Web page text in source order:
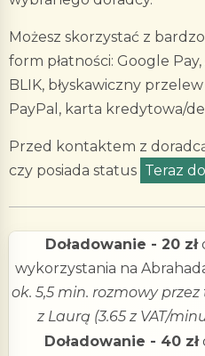
Możesz skorzystać z
form płatności: Google
BLIK, błyskawiczny
PayPal, karta kredytowa/
Przed kontaktem z
czy posiada status Teraz
Doładowanie - 20 zł
wykorzystania na
ok. 5,5 min. rozmowy
z Laurą (3.65 z VAT/
Doładowanie - 40 zł